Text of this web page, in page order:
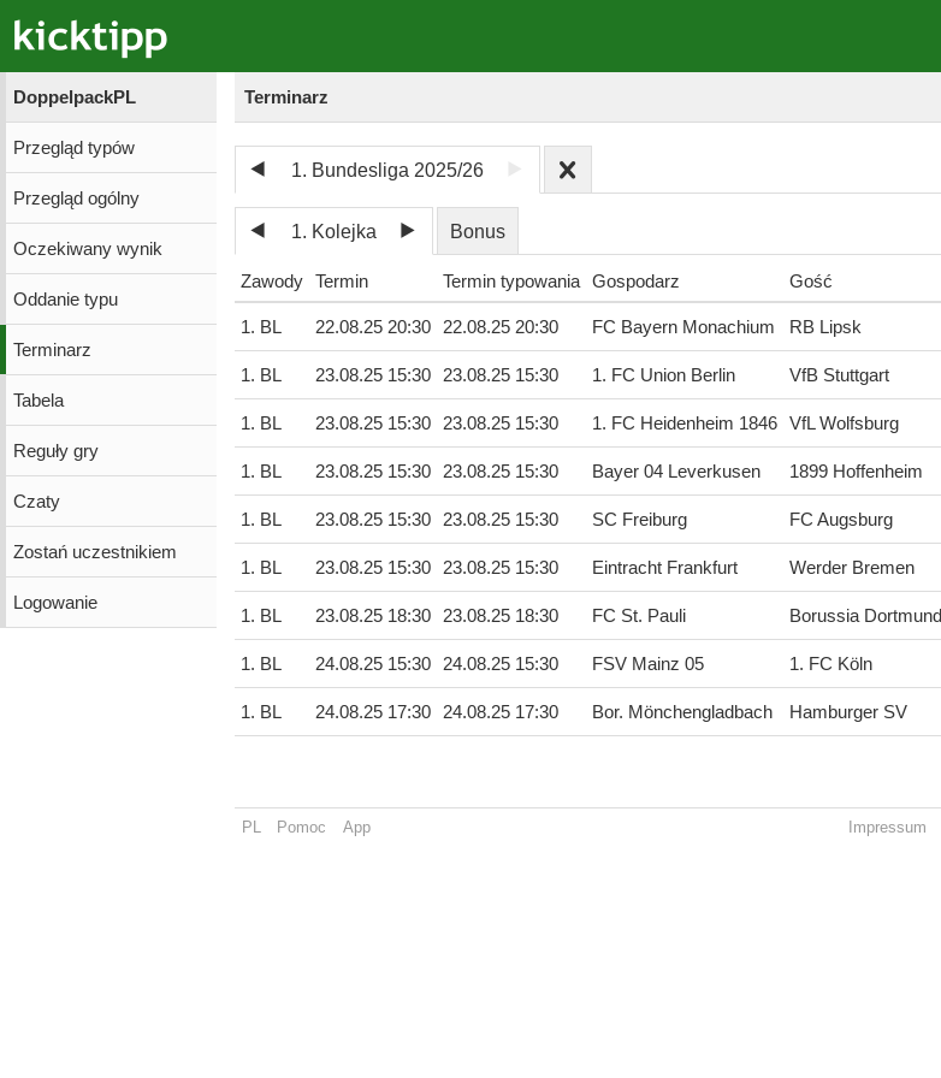
DoppelpackPL
Przegląd typów
Przegląd ogólny
Oczekiwany wynik
Oddanie typu
Terminarz
Tabela
Reguły gry
Czaty
Zostań uczestnikiem
Logowanie
Terminarz
1. Bundesliga 2025/26
1. Kolejka Bonus
Zawody Termin Termin typowania Gospodarz Gość
1. BL 22.08.25 20:30 22.08.25 20:30 FC Bayern Monachium RB Lipsk
1. BL 23.08.25 15:30 23.08.25 15:30 1. FC Union Berlin VfB Stuttgart
1. BL 23.08.25 15:30 23.08.25 15:30 1. FC Heidenheim 1846 VfL Wolfsburg
1. BL 23.08.25 15:30 23.08.25 15:30 Bayer 04 Leverkusen 1899 Hoffenheim
1. BL 23.08.25 15:30 23.08.25 15:30 SC Freiburg FC Augsburg
1. BL 23.08.25 15:30 23.08.25 15:30 Eintracht Frankfurt Werder Bremen
1. BL 23.08.25 18:30 23.08.25 18:30 FC St. Pauli Borussia Dortmund
1. BL 24.08.25 15:30 24.08.25 15:30 FSV Mainz 05 1. FC Köln
1. BL 24.08.25 17:30 24.08.25 17:30 Bor. Mönchengladbach Hamburger SV
PL Pomoc App Impressum